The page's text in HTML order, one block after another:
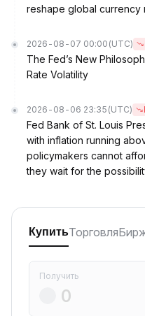
reshape global currency
2026-08-07 00:00 (UTC)
The Fed’s New
Rate Volatility
2026-08-06 23:35 (UTC)
Fed Bank of St. Louis
with inflation running
policymakers cannot
they wait for the
КупитьТорговля
Получить